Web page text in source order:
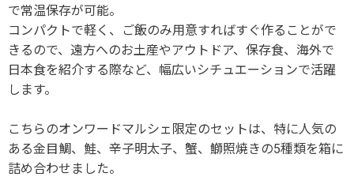
で常温保存が可能。
コンパクトで軽く、ご飯のみ用意すればすぐ作ることがで
きるので、遠方へのお土産やアウトドア、保存食、海外で
日本食を紹介する際など、幅広いシチュエーションで活躍
します。
こちらのオンワードマルシェ限定のセットは、特に人気の
ある金目鯛、鮭、辛子明太子、蟹、鰤照焼きの5種類を箱に
詰め合わせました。